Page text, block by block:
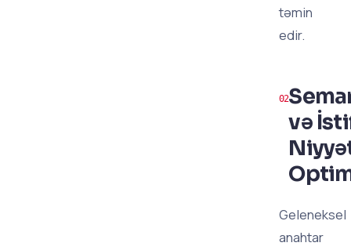
təmin
edir.
və
Geleneksel
anahtar